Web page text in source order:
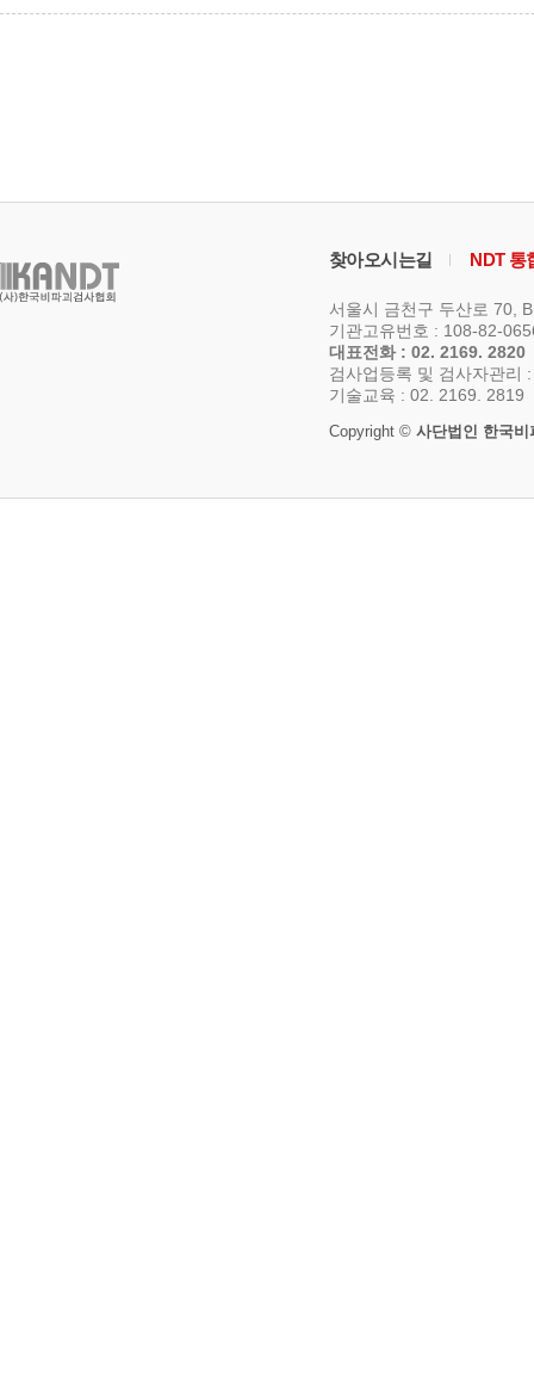
찾아오시는길 NDT 통
서울시 금천구 두산로 70,
기관고유번호 : 108-82-
대표전화 : 02. 2169. 2820
검사업등록 및 검사자관리
기술교육 : 02. 2169. 2819
Copyright © 사단법인 한국